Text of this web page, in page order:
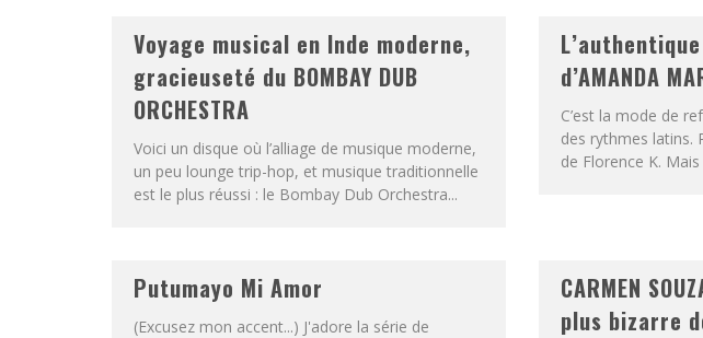
Voyage musical en Inde moderne,
gracieuseté du BOMBAY DUB
ORCHESTRA
Voici un disque où l’alliage de musique moderne,
un peu lounge trip-hop, et musique traditionnelle
est le plus réussi : le Bombay Dub Orchestra...
d’AMANDA
C’est la mode de
des rythmes latins.
de Florence K.
Putumayo Mi Amor
(Excusez mon accent...) J'adore la série de
CARMEN
plus bizarre